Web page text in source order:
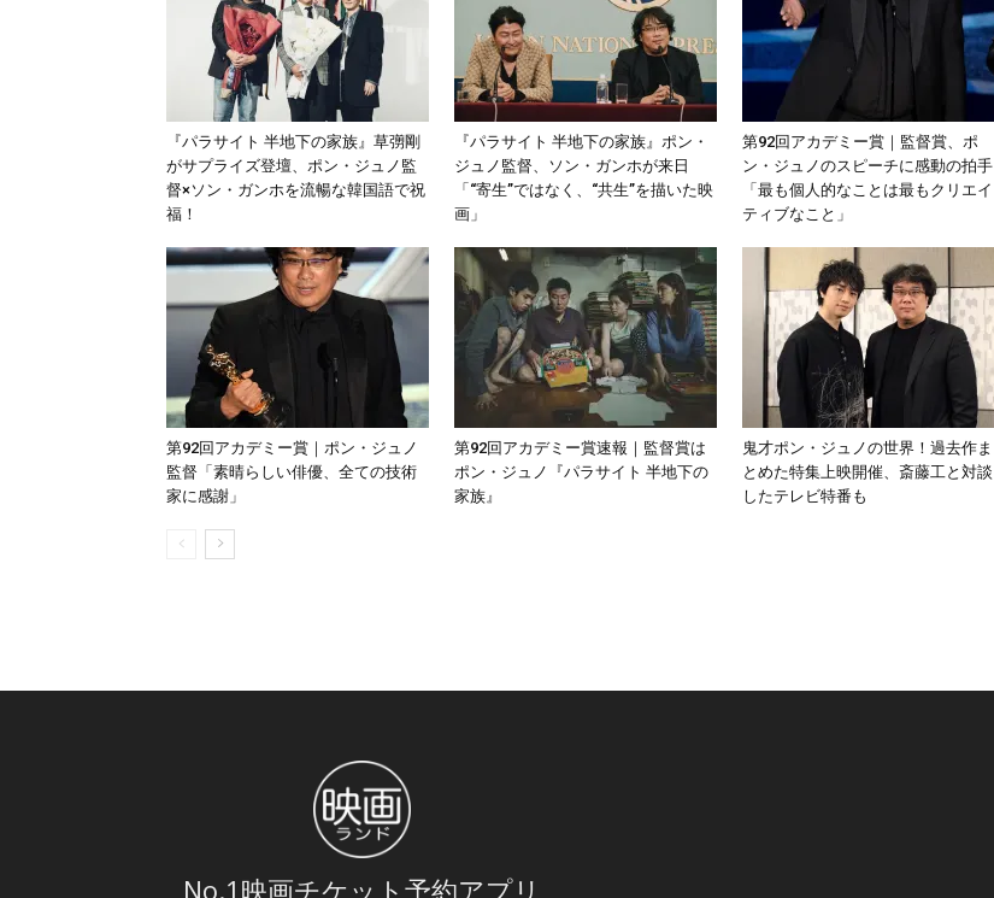
『パラサイト 半地下の家族』草彅剛
がサプライズ登壇、ポン・ジュノ監
督×ソン・ガンホを流暢な韓国語で祝
福！
『パラサイト 半地下の家族』ポン・
ジュノ監督、ソン・ガンホが来日
「“寄生”ではなく、“共生”を描いた映
画」
第92回アカデミー賞｜監督賞、ポ
ン・ジュノのスピーチに感動の拍手
「最も個人的なことは最もクリエイ
ティブなこと」
第92回アカデミー賞｜ポン・ジュノ
監督「素晴らしい俳優、全ての技術
家に感謝」
第92回アカデミー賞速報｜監督賞は
ポン・ジュノ『パラサイト 半地下の
家族』
鬼才ポン・ジュノの世界！過去作ま
とめた特集上映開催、斎藤工と対談
したテレビ特番も
No.1映画チケット予約アプリ